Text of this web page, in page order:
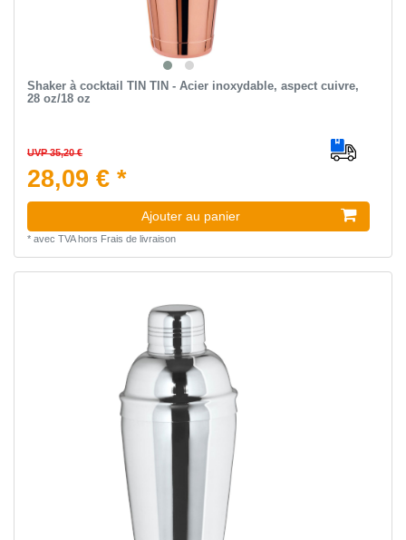
Shaker à cocktail TIN TIN - Acier inoxydable, aspect cuivre,
28 oz/18 oz
UVP 35,20 €
28,09 € *
Ajouter au panier
* avec TVAhors Frais de livraison